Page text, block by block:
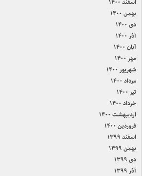
اسفند ۱۴۰۰
بهمن ۱۴۰۰
دی ۱۴۰۰
آذر ۱۴۰۰
آبان ۱۴۰۰
مهر ۱۴۰۰
شهریور ۱۴۰۰
مرداد ۱۴۰۰
تیر ۱۴۰۰
خرداد ۱۴۰۰
اردیبهشت ۱۴۰۰
فروردین ۱۴۰۰
اسفند ۱۳۹۹
بهمن ۱۳۹۹
دی ۱۳۹۹
آذر ۱۳۹۹